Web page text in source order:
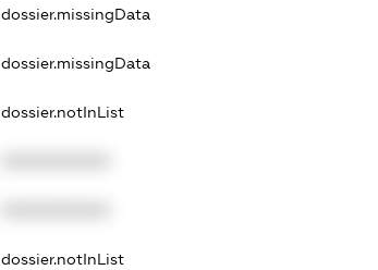
dossier.missingData
dossier.missingData
dossier.notInList
dossier.notInList